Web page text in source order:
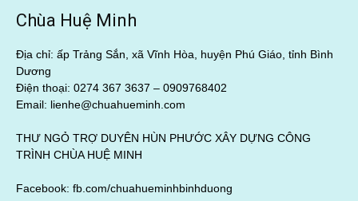
Chùa Huệ Minh
Địa chỉ: ấp Trảng Sắn, xã Vĩnh Hòa, huyện Phú Giáo, tỉnh Bình
Dương
Điện thoại: 0274 367 3637 – 0909768402
Email: lienhe@chuahueminh.com
THƯ NGỎ TRỢ DUYÊN HÙN PHƯỚC XÂY DỰNG CÔNG
TRÌNH CHÙA HUỆ MINH
Facebook: fb.com/chuahueminhbinhduong